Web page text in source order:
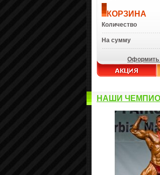
КОРЗИНА
Количество
На сумму
Оформить
НАШИ